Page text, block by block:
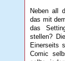
Neben all
das mit
das
stellen?
Einerseits
Comic